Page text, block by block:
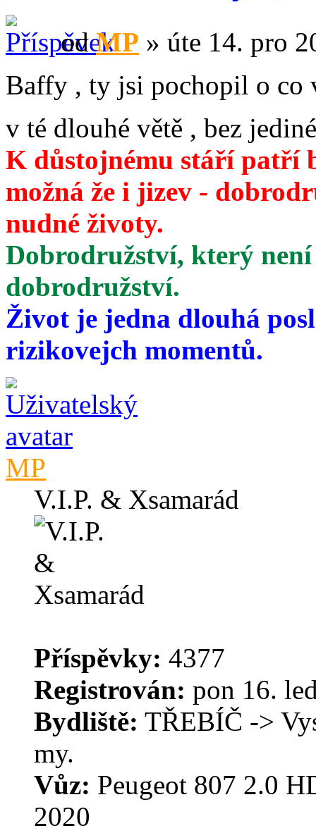
odMP » úte 14. pro
Baffy , ty jsi pochopil o co
v té dlouhé větě , bez
K důstojnému stáří patří
možná že i jizev -
nudné životy.
Dobrodružství, který není
dobrodružství.
Život je jedna dlouhá
rizikovejch momentů.
MP
V.I.P. & Xsamarád
Příspěvky: 4377
Registrován: pon 16.
Bydliště: TŘEBÍČ ->
my.
Vůz: Peugeot 807 2.0
2020